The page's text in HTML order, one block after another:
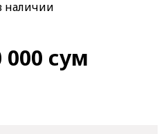
наличии
000 сум